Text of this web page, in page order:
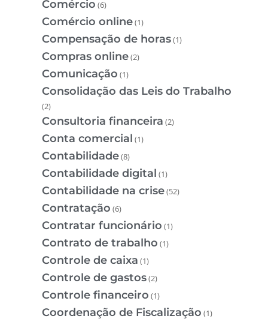
Comércio (6)
Comércio online(1)
Compensação de horas(1)
Compras online(2)
Comunicação (1)
Consolidação das Leis do Trabalho
(2)
Consultoria financeira (2)
Conta comercial (1)
Contabilidade(8)
Contabilidade digital (1)
Contabilidade na crise(52)
Contratação (6)
Contratar funcionário (1)
Contrato de trabalho (1)
Controle de caixa (1)
Controle de gastos(2)
Controle financeiro (1)
Coordenação de Fiscalização (1)